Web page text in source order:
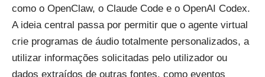
como o OpenClaw, o Claude Code e o OpenAI Codex.
A ideia central passa por permitir que o agente virtual
crie programas de áudio totalmente personalizados, a
utilizar informações solicitadas pelo utilizador ou
dados extraídos de outras fontes, como eventos